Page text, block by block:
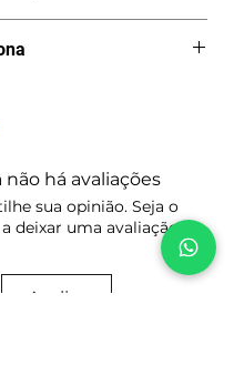
é imediato, logo não
a compra se esse
deseja.
do modelo e do ano que
Tire todas as suas
de comprar para evitar
realmente é o que
você será
no Botão: Comprar.
dados cadastrais para
fiscais, faça o
Produto escolhido.
não há avaliações
sua opinião. Seja o
deixar uma avaliação.
Avaliar